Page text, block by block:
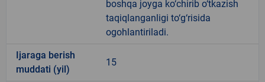
boshqa joyga ko‘chirib o‘tkazish
taqiqlanganligi to‘g‘risida
ogohlantiriladi.
Ijaraga berish
muddati (yil)
15